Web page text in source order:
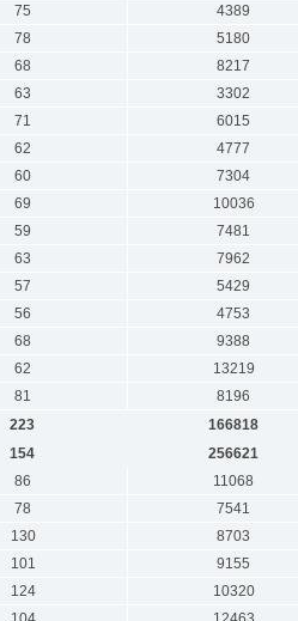
75
4389
78
5180
68
8217
63
3302
71
6015
62
4777
60
7304
69
10036
59
7481
63
7962
57
5429
56
4753
68
9388
62
13219
81
8196
223
166818
154
256621
86
11068
78
7541
130
8703
101
9155
124
10320